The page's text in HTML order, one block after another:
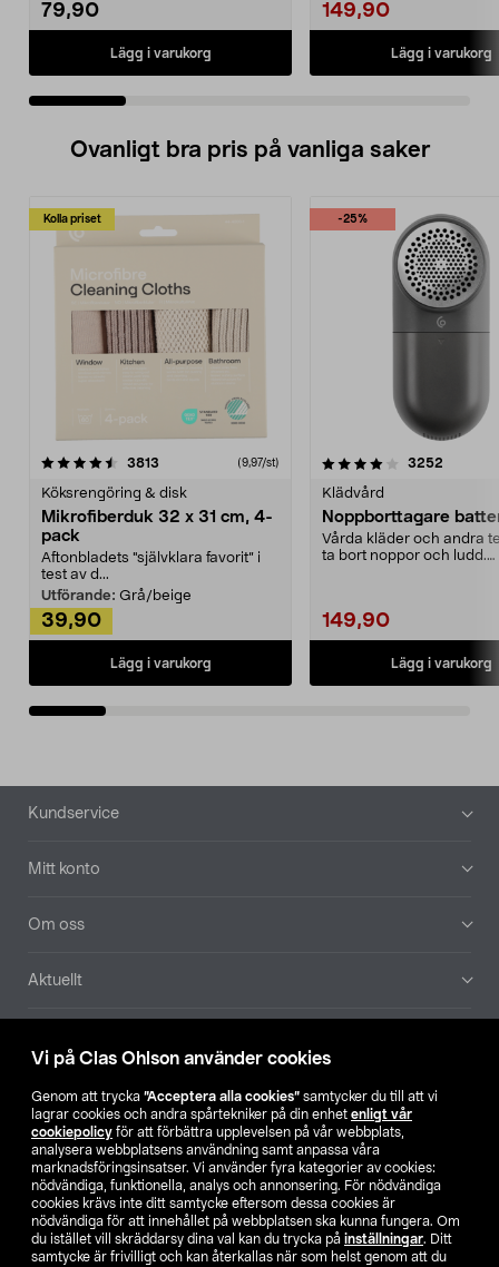
Vi på Clas Ohlson använder cookies
Genom att trycka ”Acceptera alla cookies” samtycker du till att vi
lagrar cookies och andra spårtekniker på din enhet enligt vår
cookiepolicy för att förbättra upplevelsen på vår webbplats,
analysera webbplatsens användning samt anpassa våra
marknadsföringsinsatser. Vi använder fyra kategorier av cookies:
nödvändiga, funktionella, analys och annonsering. För nödvändiga
cookies krävs inte ditt samtycke eftersom dessa cookies är
nödvändiga för att innehållet på webbplatsen ska kunna fungera. Om
du istället vill skräddarsy dina val kan du trycka på inställningar. Ditt
samtycke är frivilligt och kan återkallas när som helst genom att du
79,90
Lägg i varukorg
149,90
Lägg i varukorg
Ovanligt bra pris på vanliga saker
Kolla priset
3813 (9,97/st)
Köksrengöring & disk
Mikrofiberduk 32 x 31 cm, 4-
pack
Aftonbladets "självklara favorit” i
test av d...
Utförande: Grå/beige
39,90
Lägg i varukorg
-25%
4.0av 5 stjärnor 3252
Klädvård
Noppborttagare
Vårda kläder och andra
ta bort noppor och ludd.
149,90
Lägg i varukorg
4.5av 5 stjärnor
Sidfot
Kundservice
Mitt konto
Om oss
Aktuellt
Hitta butik
SE NO FI